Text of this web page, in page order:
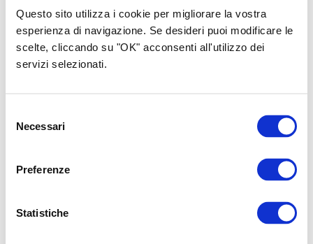
Questo sito utilizza i cookie per migliorare la vostra
esperienza di navigazione. Se desideri puoi modificare le
scelte, cliccando su "OK" acconsenti all'utilizzo dei
servizi selezionati.
delNecessari
Preferenze
Statistiche
La Bottega si illumina di + |
Diamo energia pulita
all’Emporio Solidale di
ReciprocaMensa
Sostieni UNA CASA ABILE
per dare possibilità di vita
autonoma alle persone con